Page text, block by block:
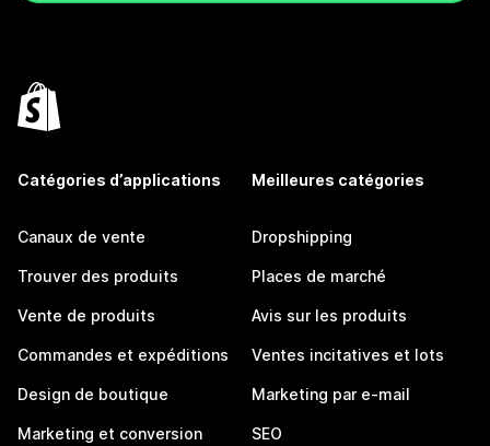
Catégories d’applications
Canaux de vente
Trouver des produits
Vente de produits
Commandes et expéditions
Design de boutique
Marketing et conversion
Meilleures catégories
Dropshipping
Places de marché
Avis sur les produits
Ventes incitatives et lots
Marketing par e-mail
SEO